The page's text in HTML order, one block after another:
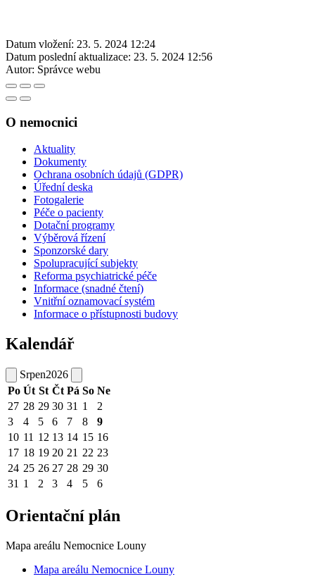
Datum vložení: 23. 5. 2024 12:24
Datum poslední aktualizace: 23. 5. 2024 12:56
Autor: Správce webu
O nemocnici
Aktuality
Dokumenty
Ochrana osobních údajů (GDPR)
Úřední deska
Fotogalerie
Péče o pacienty
Dotační programy
Výběrová řízení
Sponzorské dary
Spolupracující subjekty
Reforma psychiatrické péče
Informace (snadné čtení)
Vnitřní oznamovací systém
Informace o přístupnosti budovy
Kalendář
Srpen2026
Po Út St Čt Pá So Ne
27 28 29 30 31 1
2
3
4 5 6 7 8
9
10 11 12 13 14 15 16
17 18 19 20 21 22 23
24 25 26 27 28 29 30
31 1 2 3 4 5 6
Orientační plán
Mapa areálu Nemocnice Louny
Mapa areálu Nemocnice Louny